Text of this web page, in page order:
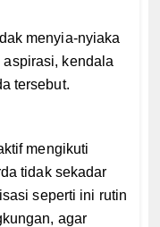
menyia-nyiaka
kendala
tersebut.
mengikuti
tidak sekadar
seperti ini rutin
agar